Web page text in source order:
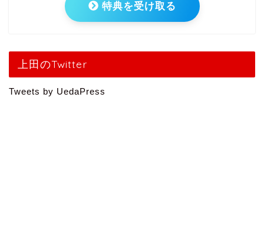
特典を受け取る
上田のTwitter
Tweets by UedaPress